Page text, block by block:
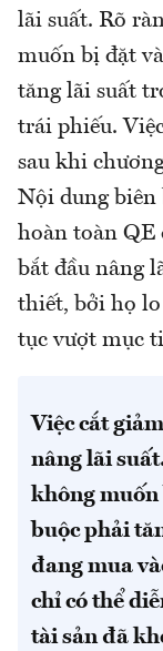
lãi suất. Rõ
muốn bị đặt
tăng lãi suất
trái phiếu.
sau khi
Nội dung biên
hoàn toàn QE
bắt đầu nâng
thiết, bởi họ
tục vượt mục
Việc cắt
nâng lãi
không muốn
buộc phải
đang mua
chỉ có thể
tài sản đã